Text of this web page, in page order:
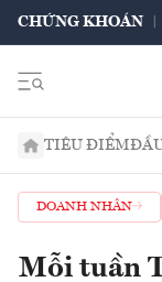
CHỨNG KHOÁN
TIÊU ĐIỂM
DOANH NHÂN
Mỗi tuần